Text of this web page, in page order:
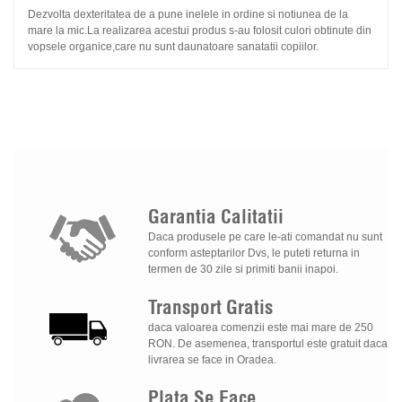
Dezvolta dexteritatea de a pune inelele in ordine si notiunea de la
mare la mic.La realizarea acestui produs s-au folosit culori obtinute din
vopsele organice,care nu sunt daunatoare sanatatii copiilor.
Garantia Calitatii
Daca produsele pe care le-ati comandat nu sunt
conform asteptarilor Dvs, le puteti returna in
termen de 30 zile si primiti banii inapoi.
Transport Gratis
daca valoarea comenzii este mai mare de 250
RON. De asemenea, transportul este gratuit daca
livrarea se face in Oradea.
Plata Se Face